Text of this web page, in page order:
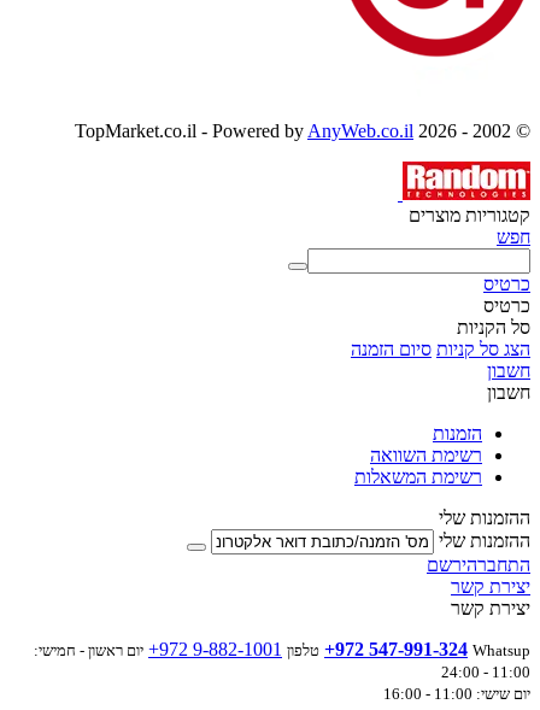
© 2002 - 2026 TopMarket.co.il - Powered by
AnyWeb.co.il
קטגוריות מוצרים
חפש
כרטיס
כרטיס
סל הקניות
הצג סל קניות סיום הזמנה
חשבון
חשבון
הזמנות
רשימת השוואה
רשימת המשאלות
ההזמנות שלי
ההזמנות שלי
התחברהירשם
יצירת קשר
יצירת קשר
Whatsup
+972 547-991-324 טלפון +972 9-882-1001 יום ראשון - חמישי:
11:00 - 24:00
יום שישי: 11:00 - 16:00